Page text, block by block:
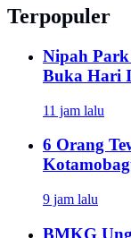
Terpopuler
Nipah
Buka Hari
11 jam lalu
6 Orang
9 jam lalu
BMKG